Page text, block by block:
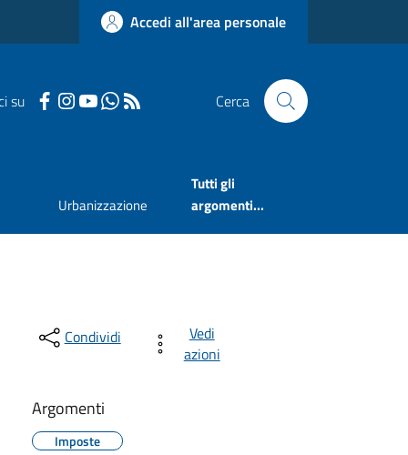
Accedi all'area personale
su Cerca
Urbanizzazione
Tutti gli
argomenti...
Condividi
Vedi
azioni
Argomenti
Imposte